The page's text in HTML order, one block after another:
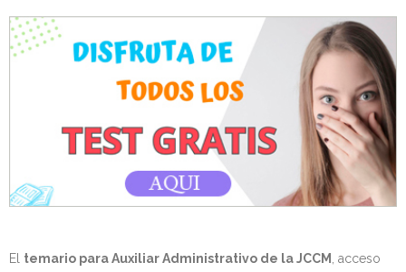
El temario para Auxiliar Administrativo de la JCCM , acceso